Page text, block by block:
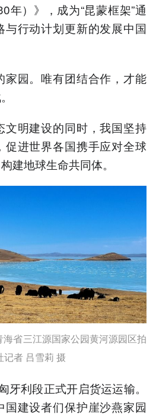
）》，成为“昆蒙框架”通
行动计划更新的发展中国
家园。唯有团结合作，才能
文明建设的同时，我国坚持
促进世界各国携手应对全球
建地球生命共同体。
省三江源国家公园黄河源园区拍
记者 吕雪莉 摄
牙利段正式开启货运运输。
建设者们保护崖沙燕家园